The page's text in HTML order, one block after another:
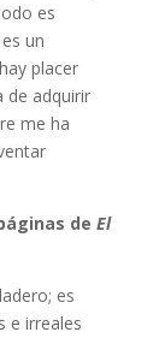
es
un
placer
de adquirir
me ha
de El
es
e irreales